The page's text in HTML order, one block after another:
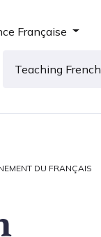
Française
Teaching French
DU FRANÇAIS